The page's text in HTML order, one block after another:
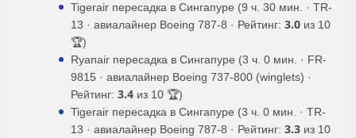
Tigerair пересадка в Сингапуре (9 ч. 30 мин. · TR-
13 · авиалайнер Boeing 787-8 · Рейтинг: 3.0 из 10
🏆)
Ryanair пересадка в Сингапуре (3 ч. 0 мин. · FR-
9815 · авиалайнер Boeing 737-800 (winglets) ·
Рейтинг: 3.4 из 10 🏆)
Tigerair пересадка в Сингапуре (3 ч. 0 мин. · TR-
13 · авиалайнер Boeing 787-8 · Рейтинг: 3.3 из 10